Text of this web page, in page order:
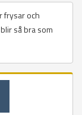
frysar och
så bra som